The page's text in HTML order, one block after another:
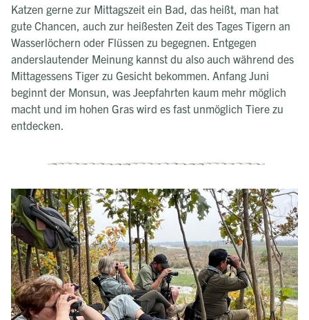
Katzen gerne zur Mittagszeit ein Bad, das heißt, man hat
gute Chancen, auch zur heißesten Zeit des Tages Tigern an
Wasserlöchern oder Flüssen zu begegnen. Entgegen
anderslautender Meinung kannst du also auch während des
Mittagessens Tiger zu Gesicht bekommen. Anfang Juni
beginnt der Monsun, was Jeepfahrten kaum mehr möglich
macht und im hohen Gras wird es fast unmöglich Tiere zu
entdecken.